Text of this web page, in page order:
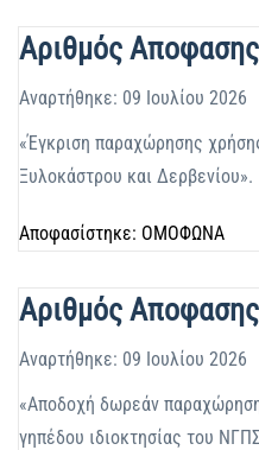
Αριθμός
Αναρτήθηκε: 09 Ιουλίου 2026
«Έγκριση παραχώρησης
Ξυλοκάστρου και Δερβενίου».
Αποφασίστηκε: ΟΜΟΦΩΝΑ
Αριθμός
Αναρτήθηκε: 09 Ιουλίου 2026
«Αποδοχή δωρεάν
γηπέδου ιδιοκτησίας του